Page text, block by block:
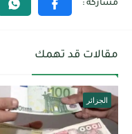
مقالات قد تهمك
الجزائر